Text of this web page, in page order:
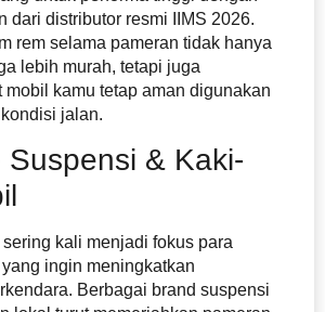
dari distributor resmi IIMS 2026.
rem selama pameran tidak hanya
lebih murah, tetapi juga
mobil kamu tetap aman digunakan
jalan.
Suspensi & Kaki-
kali menjadi fokus para
ingin meningkatkan
Berbagai brand suspensi